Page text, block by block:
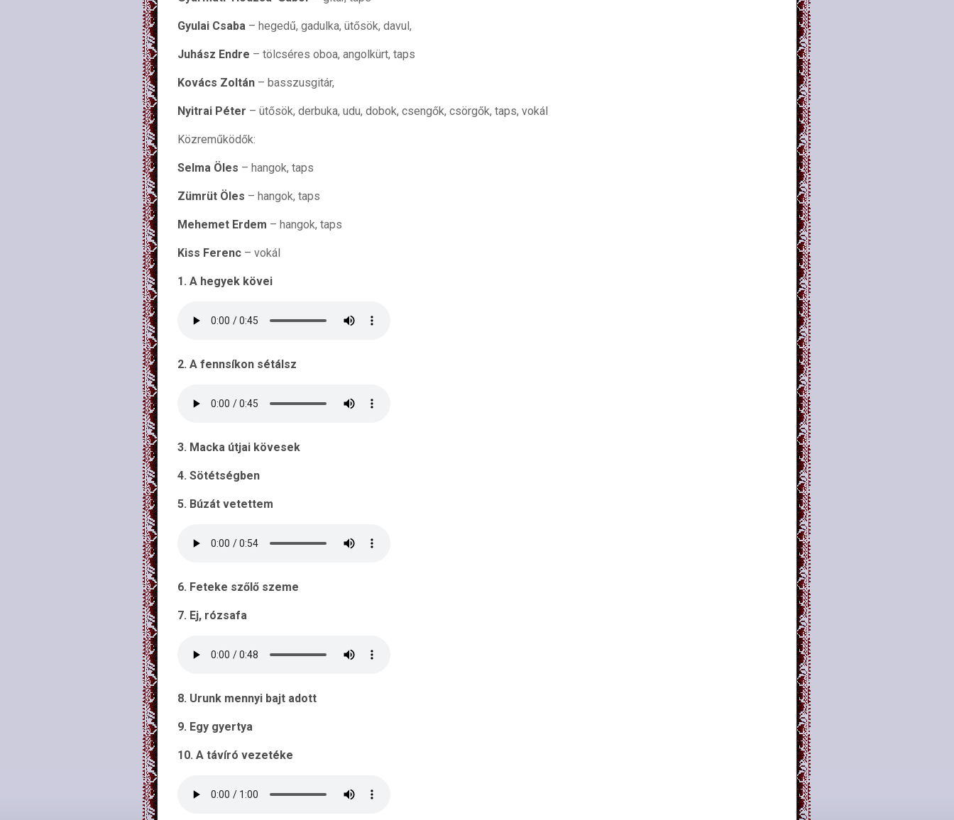
Gyulai Csaba – hegedű, gadulka, ütősök, davul,
Juhász Endre – tölcséres oboa, angolkürt, taps
Kovács Zoltán – basszusgitár,
Nyitrai Péter – ütősök, derbuka, udu, dobok, csengők, csörgők, taps, vokál
Közreműködők:
Selma Öles – hangok, taps
Zümrüt Öles – hangok, taps
Mehemet Erdem – hangok, taps
Kiss Ferenc – vokál
1. A hegyek kövei
2. A fennsíkon sétálsz
3. Macka útjai kövesek
4. Sötétségben
5. Búzát vetettem
6. Feteke szőlő szeme
7. Ej, rózsafa
8. Urunk mennyi bajt adott
9. Egy gyertya
10. A távíró vezetéke